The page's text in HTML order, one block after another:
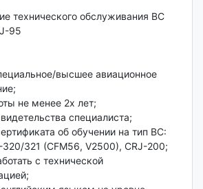
технического обслуживания ВС
95
высшее авиационное
не менее 2х лет;
специалиста;
об обучении на тип ВС:
320/321 (CFM56, V2500), CRJ-200;
с технической